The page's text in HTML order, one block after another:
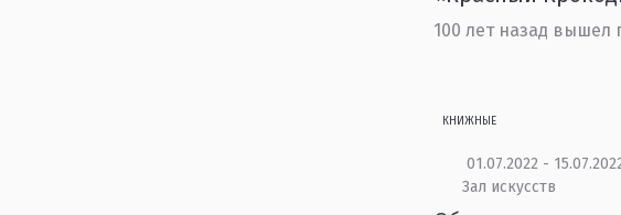
100 лет назад
КНИЖНЫЕ
01.07.2022 -
Зал искусств